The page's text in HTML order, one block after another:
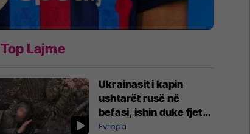
Top Lajme
Ukrainasit i kapin
ushtarët rusë në
befasi, ishin duke fjetur
në strehimoret e
Evropa